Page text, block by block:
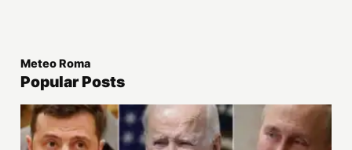
Meteo Roma
Popular Posts